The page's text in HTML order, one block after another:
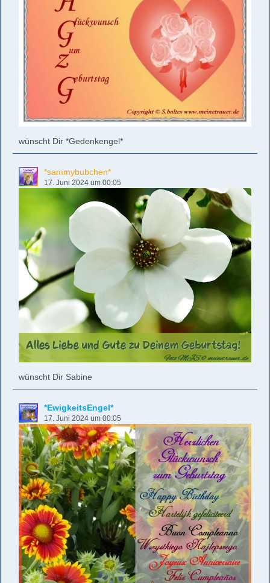
wünscht Dir *Gedenkengel*
*sammybubchen*
17. Juni 2024 um 00:05
wünscht Dir Sabine
*EwigkeitsEngel*
17. Juni 2024 um 00:05